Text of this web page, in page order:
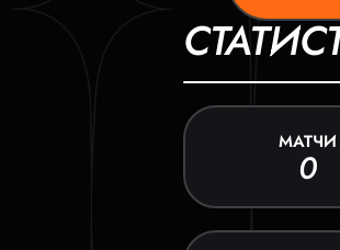
МАТЧИ
0